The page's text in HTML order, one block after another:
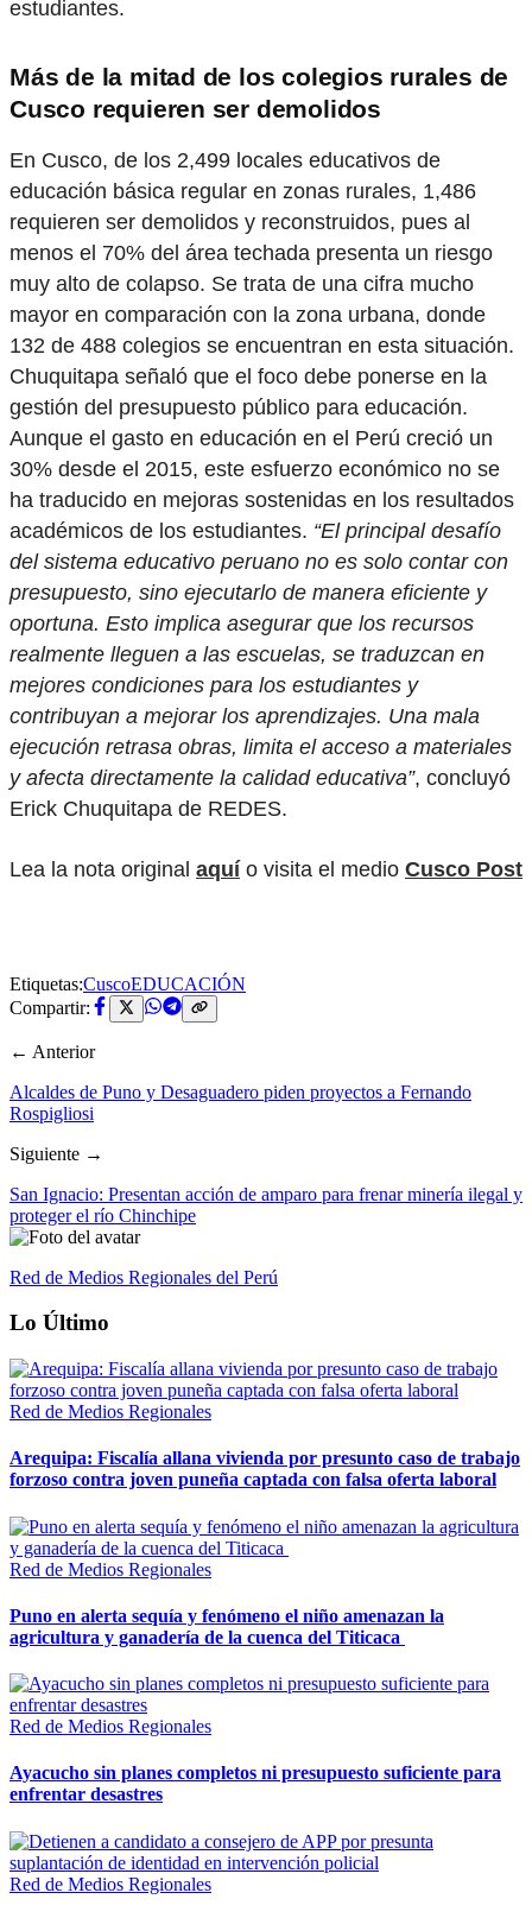
estudiantes.
Más de la mitad de los colegios rurales de
Cusco requieren ser demolidos
En Cusco, de los 2,499 locales educativos de
educación básica regular en zonas rurales, 1,486
requieren ser demolidos y reconstruidos, pues al
menos el 70% del área techada presenta un riesgo
muy alto de colapso. Se trata de una cifra mucho
mayor en comparación con la zona urbana, donde
132 de 488 colegios se encuentran en esta situación.
Chuquitapa señaló que el foco debe ponerse en la
gestión del presupuesto público para educación.
Aunque el gasto en educación en el Perú creció un
30% desde el 2015, este esfuerzo económico no se
ha traducido en mejoras sostenidas en los resultados
académicos de los estudiantes. “El principal desafío
del sistema educativo peruano no es solo contar con
presupuesto, sino ejecutarlo de manera eficiente y
oportuna. Esto implica asegurar que los recursos
realmente lleguen a las escuelas, se traduzcan en
mejores condiciones para los estudiantes y
contribuyan a mejorar los aprendizajes. Una mala
ejecución retrasa obras, limita el acceso a materiales
y afecta directamente la calidad educativa”, concluyó
Erick Chuquitapa de REDES.
Lea la nota original aquío visita el medio Cusco Post
Etiquetas:CuscoEDUCACIÓN
Compartir:
← Anterior
Alcaldes de Puno y Desaguadero piden proyectos a Fernando
Rospigliosi
Siguiente →
San Ignacio: Presentan acción de amparo para frenar minería ilegal y
proteger el río Chinchipe
Red de Medios Regionales del Perú
Lo Último
Red de Medios Regionales
Arequipa: Fiscalía allana vivienda por presunto caso de trabajo
forzoso contra joven puneña captada con falsa oferta laboral
Red de Medios Regionales
Puno en alerta sequía y fenómeno el niño amenazan la
agricultura y ganadería de la cuenca del Titicaca
Red de Medios Regionales
Ayacucho sin planes completos ni presupuesto suficiente para
enfrentar desastres
Red de Medios Regionales